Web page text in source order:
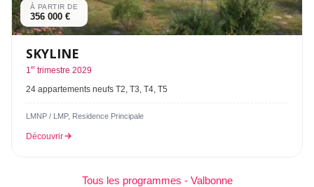
À PARTIR DE
356 000 €
SKYLINE
1 ertrimestre 2029
24 appartements neufs T2, T3, T4, T5
LMNP / LMP, Residence Principale
Découvrir
Tous les programmes - Valbonne